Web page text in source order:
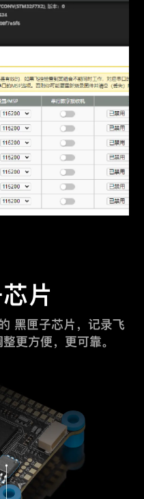
片
黑匣子芯片，记录飞
更方便，更可靠。